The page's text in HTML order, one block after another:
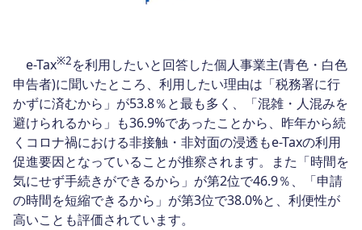
e-Tax※2を利用したいと回答した個人事業主(青色・白色
申告者)に聞いたところ、利用したい理由は「税務署に行
かずに済むから」が53.8％と最も多く、「混雑・人混みを
避けられるから」も36.9%であったことから、昨年から続
くコロナ禍における非接触・非対面の浸透もe-Taxの利用
促進要因となっていることが推察されます。また「時間を
気にせず手続きができるから」が第2位で46.9％、「申請
の時間を短縮できるから」が第3位で38.0%と、利便性が
高いことも評価されています。